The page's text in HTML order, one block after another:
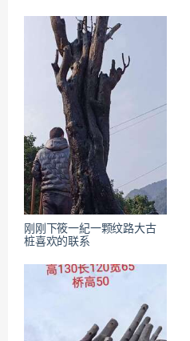
刚刚下筱⼀紀一颗纹路大古
桩喜欢的联系